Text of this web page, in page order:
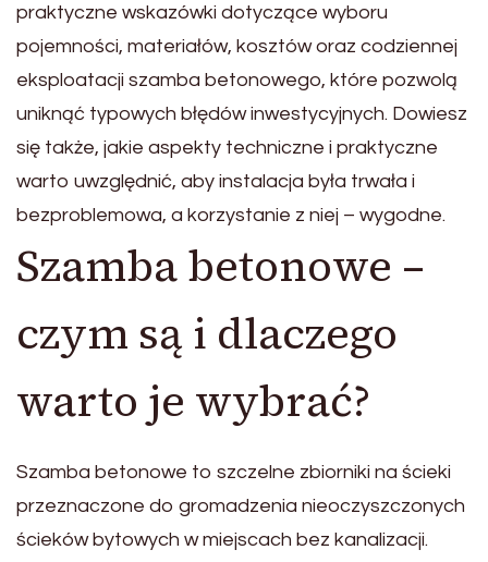
praktyczne wskazówki dotyczące wyboru
pojemności, materiałów, kosztów oraz codziennej
eksploatacji szamba betonowego, które pozwolą
uniknąć typowych błędów inwestycyjnych. Dowiesz
się także, jakie aspekty techniczne i praktyczne
warto uwzględnić, aby instalacja była trwała i
bezproblemowa, a korzystanie z niej – wygodne.
Szamba betonowe –
czym są i dlaczego
warto je wybrać?
Szamba betonowe to szczelne zbiorniki na ścieki
przeznaczone do gromadzenia nieoczyszczonych
ścieków bytowych w miejscach bez kanalizacji.